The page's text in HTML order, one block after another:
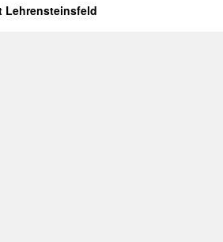
Lehrensteinsfeld